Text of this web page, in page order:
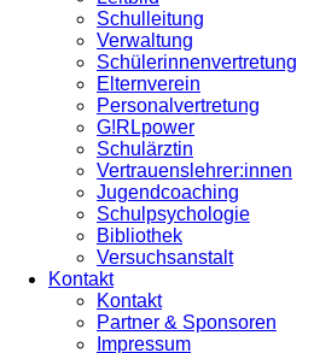
Schulleitung
Verwaltung
Schülerinnenvertretung
Elternverein
Personalvertretung
G!RLpower
Schulärztin
Vertrauenslehrer:innen
Jugendcoaching
Schulpsychologie
Bibliothek
Versuchsanstalt
Kontakt
Kontakt
Partner & Sponsoren
Impressum